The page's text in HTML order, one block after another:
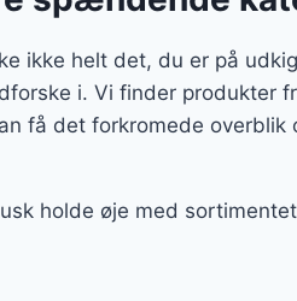
ikke helt det, du er på
i. Vi finder produkter
få det forkromede
holde øje med